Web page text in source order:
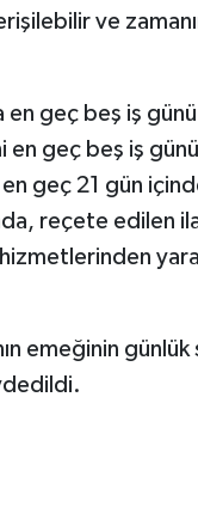
ve
geç beş iş
geç beş iş
geç 21 gün
reçete edilen
hizmetlerinden
emeğinin